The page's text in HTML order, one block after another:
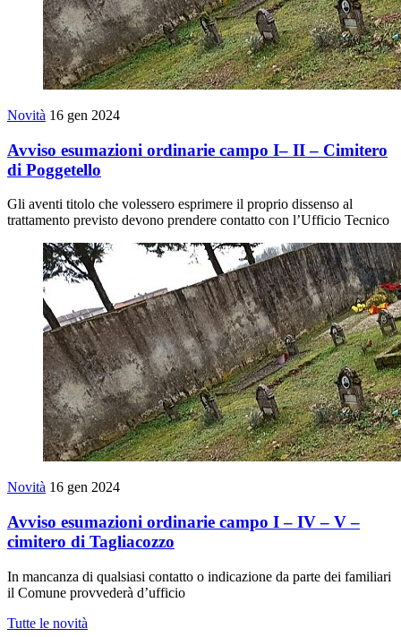
Novità 16 gen 2024
Avviso esumazioni ordinarie campo I– II – Cimitero
di Poggetello
Gli aventi titolo che volessero esprimere il proprio dissenso al
trattamento previsto devono prendere contatto con l’Ufficio Tecnico
Novità 16 gen 2024
Avviso esumazioni ordinarie campo I – IV – V –
cimitero di Tagliacozzo
In mancanza di qualsiasi contatto o indicazione da parte dei familiari
il Comune provvederà d’ufficio
Tutte le novità